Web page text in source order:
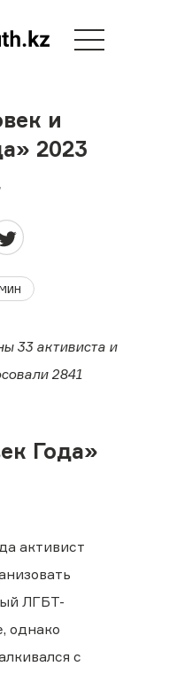
и
2023
33 активиста и
2841
Года»
активист
ЛГБТ-
однако
с